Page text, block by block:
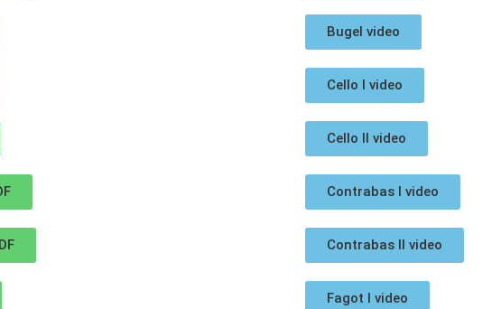
Bugel video
Cello I video
Cello II video
Contrabas I video
Contrabas II video
Fagot I video